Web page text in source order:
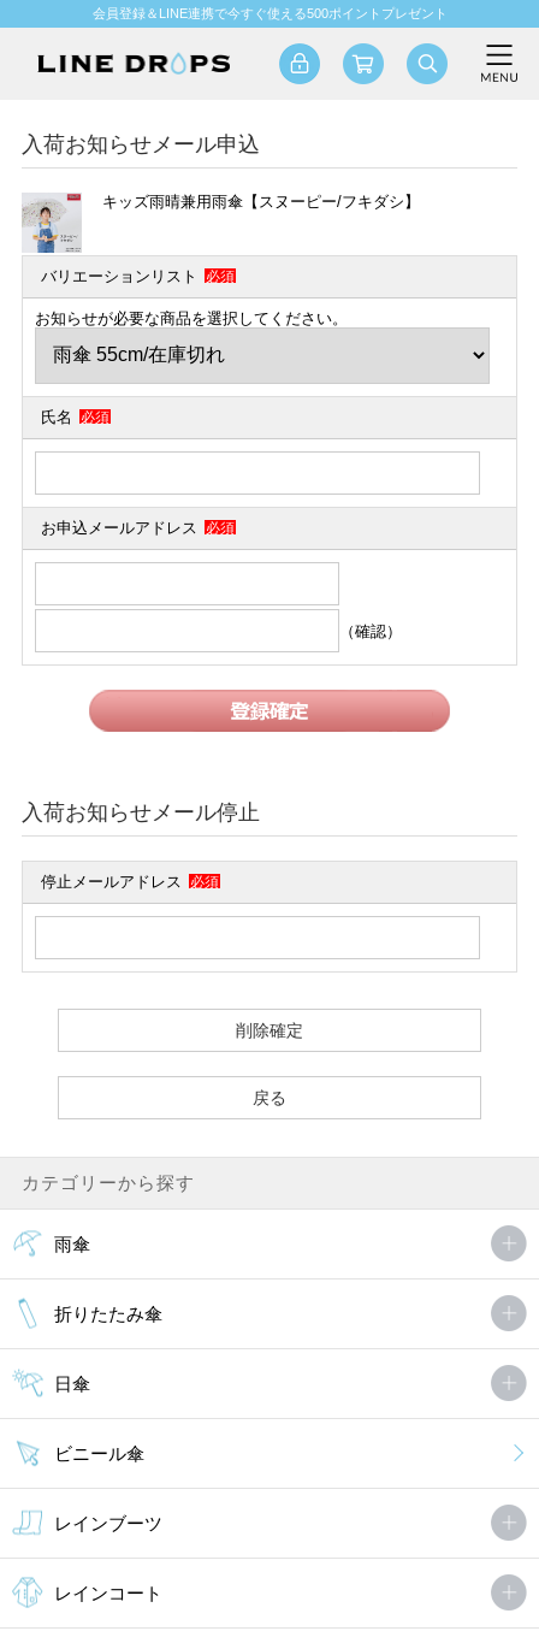
会員登録＆LINE連携で今すぐ使える500ポイントプレゼント
入荷お知らせメール申込
キッズ雨晴兼用雨傘【スヌーピー/フキダシ】
バリエーションリスト 必須
お知らせが必要な商品を選択してください。
氏名 必須
お申込メールアドレス 必須
（確認）
入荷お知らせメール停止
停止メールアドレス 必須
カテゴリーから探す
雨傘
折りたたみ傘
日傘
ビニール傘
レインブーツ
レインコート